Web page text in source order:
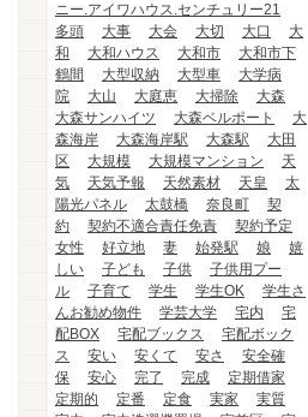
ニー.アイワハウス.センチュリー21
多頭
大事 大会 大切 大口
大
和
大和ハウス 大和市
大和市下
鶴間
大型収納 大型車
大学病
院
大山 大庭恵 大掃除
大森
大森サンハイツ
大森ベルポート
大
森海岸
大森海岸駅 大森駅
大田
区
大規模 大規模マンション
天
気
天気予報 天然素材 天皇
太
陽光パネル
太鼓橋 奈良町
契
約
契約不適合責任免責
契約予定
女性
好立地 妻 始発駅 娘
嬉
しい
子ども 子供
子供用プー
ル
子育て 学生 学生OK
学生さ
んお勧め物件
学芸大学 宅内
宅
配BOX
宅配ブックス
宅配ボック
ス
安い 安くて 安さ
安全確
保
安心 完了 完成
定期借家
定期的
定番 定食 実家
実質